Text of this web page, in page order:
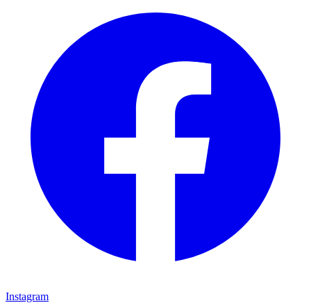
Instagram